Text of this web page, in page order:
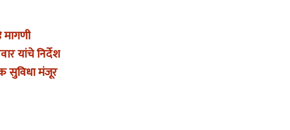
मागणी
यांचे निर्देश
सुविधा मंजूर